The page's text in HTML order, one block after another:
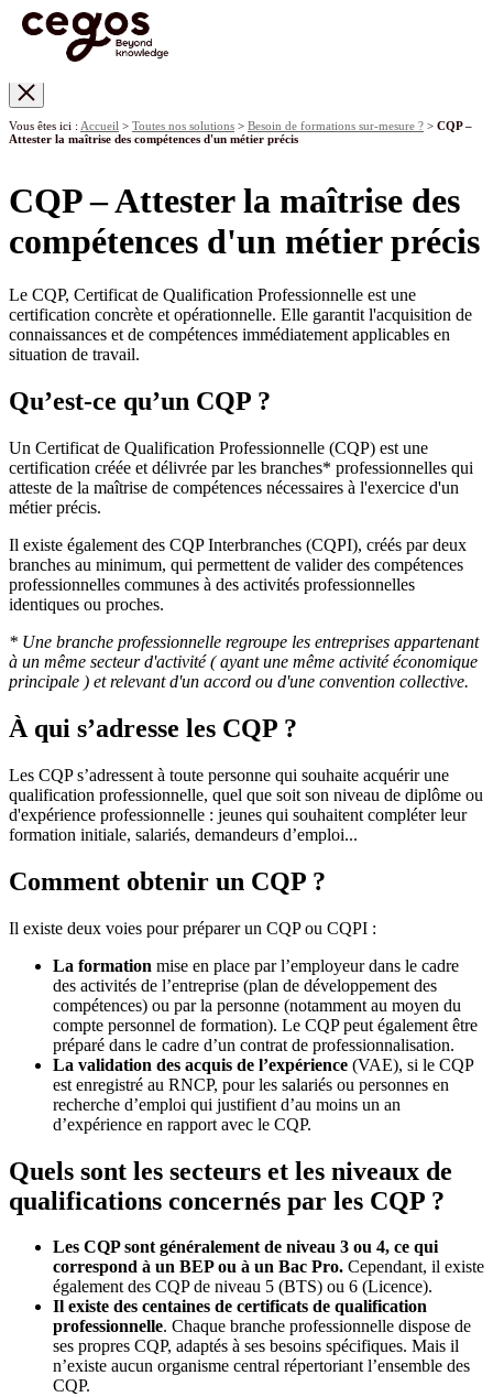
Vous êtes ici : Accueil > Toutes nos solutions > Besoin de formations sur-mesure ? > CQP –
Attester la maîtrise des compétences d'un métier précis
CQP – Attester la maîtrise des
compétences d'un métier précis
Le CQP, Certificat de Qualification Professionnelle est une
certification concrète et opérationnelle. Elle garantit l'acquisition de
connaissances et de compétences immédiatement applicables en
situation de travail.
Qu’est-ce qu’un CQP ?
Un Certificat de Qualification Professionnelle (CQP) est une
certification créée et délivrée par les branches* professionnelles qui
atteste de la maîtrise de compétences nécessaires à l'exercice d'un
métier précis.
Il existe également des CQP Interbranches (CQPI), créés par deux
branches au minimum, qui permettent de valider des compétences
professionnelles communes à des activités professionnelles
identiques ou proches.
* Une branche professionnelle regroupe les entreprises appartenant
à un même secteur d'activité ( ayant une même activité économique
principale ) et relevant d'un accord ou d'une convention collective.
À qui s’adresse les CQP ?
Les CQP s’adressent à toute personne qui souhaite acquérir une
qualification professionnelle, quel que soit son niveau de diplôme ou
d'expérience professionnelle : jeunes qui souhaitent compléter leur
formation initiale, salariés, demandeurs d’emploi...
Comment obtenir un CQP ?
Il existe deux voies pour préparer un CQP ou CQPI :
La formation mise en place par l’employeur dans le cadre
des activités de l’entreprise (plan de développement des
compétences) ou par la personne (notamment au moyen du
compte personnel de formation). Le CQP peut également être
préparé dans le cadre d’un contrat de professionnalisation.
La validation des acquis de l’expérience (VAE), si le CQP
est enregistré au RNCP, pour les salariés ou personnes en
recherche d’emploi qui justifient d’au moins un an
d’expérience en rapport avec le CQP.
Quels sont les secteurs et les niveaux de
qualifications concernés par les CQP ?
Les CQP sont généralement de niveau 3 ou 4, ce qui
correspond à un BEP ou à un Bac Pro. Cependant, il existe
également des CQP de niveau 5 (BTS) ou 6 (Licence).
Il existe des centaines de certificats de qualification
professionnelle. Chaque branche professionnelle dispose de
ses propres CQP, adaptés à ses besoins spécifiques. Mais il
n’existe aucun organisme central répertoriant l’ensemble des
CQP.